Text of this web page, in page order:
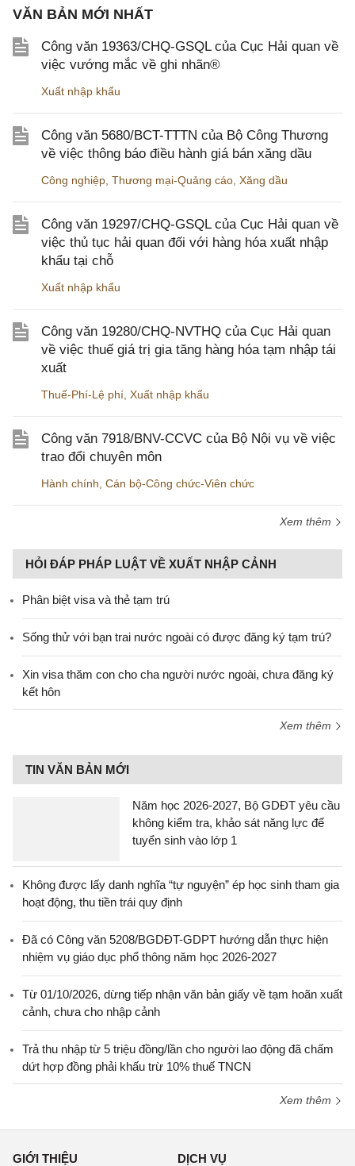
VĂN BẢN MỚI NHẤT
Công văn 19363/CHQ-GSQL của Cục Hải quan về
việc vướng mắc về ghi nhãn®
Xuất nhập khẩu
Công văn 5680/BCT-TTTN của Bộ Công Thương
về việc thông báo điều hành giá bán xăng dầu
Công nghiệp Thương mại-Quảng cáo Xăng dầu
Công văn 19297/CHQ-GSQL của Cục Hải quan về
việc thủ tục hải quan đối với hàng hóa xuất nhập
khẩu tại chỗ
Xuất nhập khẩu
Công văn 19280/CHQ-NVTHQ của Cục Hải quan
về việc thuế giá trị gia tăng hàng hóa tạm nhập tái
xuất
Thuế-Phí-Lệ phí Xuất nhập khẩu
Công văn 7918/BNV-CCVC của Bộ Nội vụ về việc
trao đổi chuyên môn
Hành chính Cán bộ-Công chức-Viên chức
Xem thêm
HỎI ĐÁP PHÁP LUẬT VỀ XUẤT NHẬP CẢNH
Phân biệt visa và thẻ tạm trú
Sống thử với bạn trai nước ngoài có được đăng ký tạm trú?
Xin visa thăm con cho cha người nước ngoài, chưa đăng ký
kết hôn
Xem thêm
TIN VĂN BẢN MỚI
Năm học 2026-2027, Bộ GDĐT yêu cầu
không kiểm tra, khảo sát năng lực để
tuyển sinh vào lớp 1
Không được lấy danh nghĩa “tự nguyện” ép học sinh tham gia
hoạt động, thu tiền trái quy định
Đã có Công văn 5208/BGDĐT-GDPT hướng dẫn thực hiện
nhiệm vụ giáo dục phổ thông năm học 2026-2027
Từ 01/10/2026, dừng tiếp nhận văn bản giấy về tạm hoãn xuất
cảnh, chưa cho nhập cảnh
Trả thu nhập từ 5 triệu đồng/lần cho người lao động đã chấm
dứt hợp đồng phải khấu trừ 10% thuế TNCN
Xem thêm
GIỚI THIỆU DỊCH VỤ